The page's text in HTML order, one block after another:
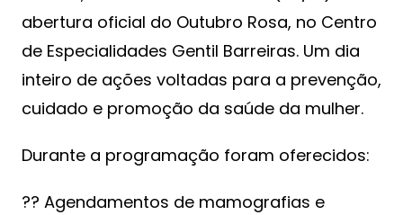
abertura oficial do Outubro Rosa, no Centro
de Especialidades Gentil Barreiras. Um dia
inteiro de ações voltadas para a prevenção,
cuidado e promoção da saúde da mulher.
Durante a programação foram oferecidos:
?? Agendamentos de mamografias e